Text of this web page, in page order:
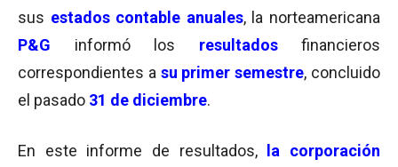
sus estados contable anuales, la norteamericana
P&G informó los resultados financieros
correspondientes a su primer semestre, concluido
el pasado 31 de diciembre.
En este informe de resultados,
la corporación